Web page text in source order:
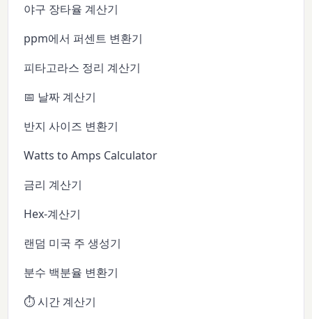
야구 장타율 계산기
ppm에서 퍼센트 변환기
피타고라스 정리 계산기
📅 날짜 계산기
반지 사이즈 변환기
Watts to Amps Calculator
금리 계산기
Hex-계산기
랜덤 미국 주 생성기
분수 백분율 변환기
⏱️ 시간 계산기